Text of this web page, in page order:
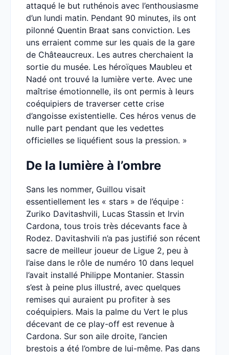
attaqué le but ruthénois avec l’enthousiasme
d’un lundi matin. Pendant 90 minutes, ils ont
pilonné Quentin Braat sans conviction. Les
uns erraient comme sur les quais de la gare
de Châteaucreux. Les autres cherchaient la
sortie du musée. Les héroïques Maubleu et
Nadé ont trouvé la lumière verte. Avec une
maîtrise émotionnelle, ils ont permis à leurs
coéquipiers de traverser cette crise
d’angoisse existentielle. Ces héros venus de
nulle part pendant que les vedettes
officielles se liquéfient sous la pression. »
De la lumière à l’ombre
Sans les nommer, Guillou visait
essentiellement les « stars » de l’équipe :
Zuriko Davitashvili, Lucas Stassin et Irvin
Cardona, tous trois très décevants face à
Rodez. Davitashvili n’a pas justifié son récent
sacre de meilleur joueur de Ligue 2, peu à
l’aise dans le rôle de numéro 10 dans lequel
l’avait installé Philippe Montanier. Stassin
s’est à peine plus illustré, avec quelques
remises qui auraient pu profiter à ses
coéquipiers. Mais la palme du Vert le plus
décevant de ce play-off est revenue à
Cardona. Sur son aile droite, l’ancien
brestois a été l’ombre de lui-même. Pas dans